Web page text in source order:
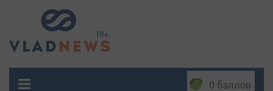
0 баллов